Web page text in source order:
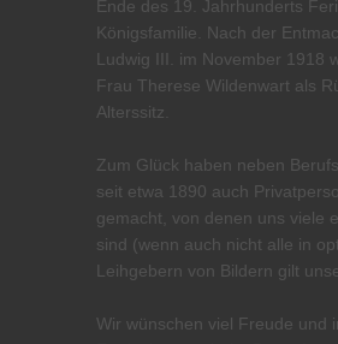
Ende des 19. Jahrhunderts
Königsfamilie. Nach der
Ludwig III. im November 1918
Frau Therese Wildenwart als
Alterssitz.
Zum Glück haben neben
seit etwa 1890 auch
gemacht, von denen uns viele
sind (wenn auch nicht alle in
Leihgebern von Bildern gilt
Wir wünschen viel Freude und